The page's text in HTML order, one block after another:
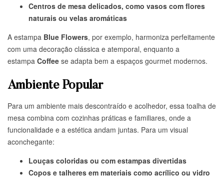
Centros de mesa delicados, como vasos com flores
naturais ou velas aromáticas
A estampa Blue Flowers, por exemplo, harmoniza perfeitamente
com uma decoração clássica e atemporal, enquanto a
estampa Coffee se adapta bem a espaços gourmet modernos.
Ambiente Popular
Para um ambiente mais descontraído e acolhedor, essa toalha de
mesa combina com cozinhas práticas e familiares, onde a
funcionalidade e a estética andam juntas. Para um visual
aconchegante:
Louças coloridas ou com estampas divertidas
Copos e talheres em materiais como acrílico ou vidro